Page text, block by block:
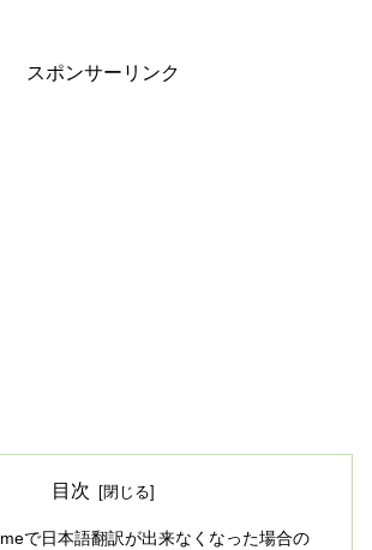
スポンサーリンク
目次
で日本語翻訳が出来なくなった場合の